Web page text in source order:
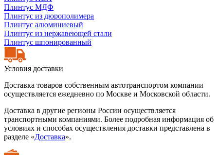
Плинтус МДФ
Плинтус из дюрополимера
Плинтус алюминиевый
Плинтус из нержавеющей стали
Плинтус шпонированный
Условия доставки
Доставка товаров собственным автотранспортом компании
осуществляется ежедневно по Москве и Московской области.
Доставка в другие регионы России осуществляется
транспортными компаниями. Более подробная информация об
условиях и способах осуществления доставки представлена в
разделе «Доставка».